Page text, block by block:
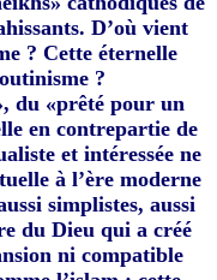
D’où vient
? Cette éternelle
?
du «prêté pour un
en contrepartie de
et intéressée ne
à l’ère moderne
simplistes, aussi
du Dieu qui a créé
ni compatible